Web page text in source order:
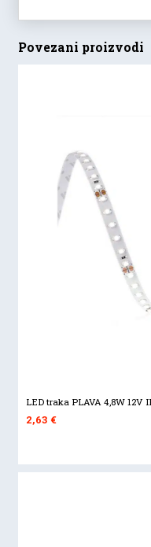
Povezani proizvodi
LED traka PLAVA 4,8W 12V
2,63€